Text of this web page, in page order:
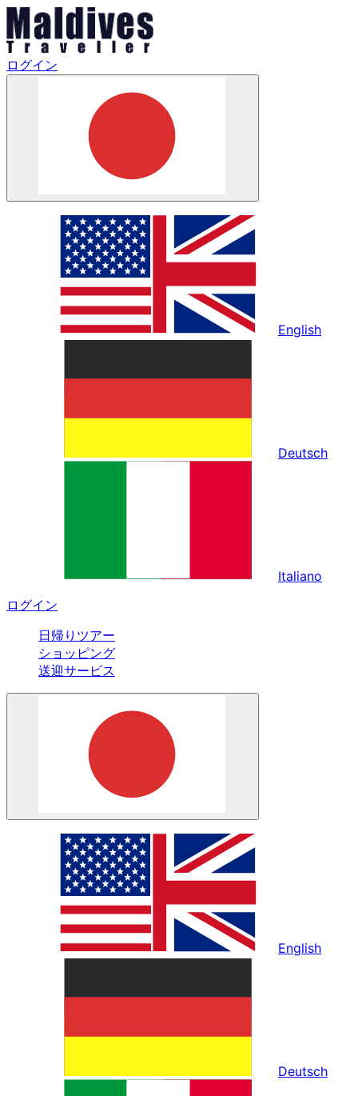
ログイン
English
Deutsch
Italiano
ログイン
日帰りツアー
ショッピング
送迎サービス
English
Deutsch